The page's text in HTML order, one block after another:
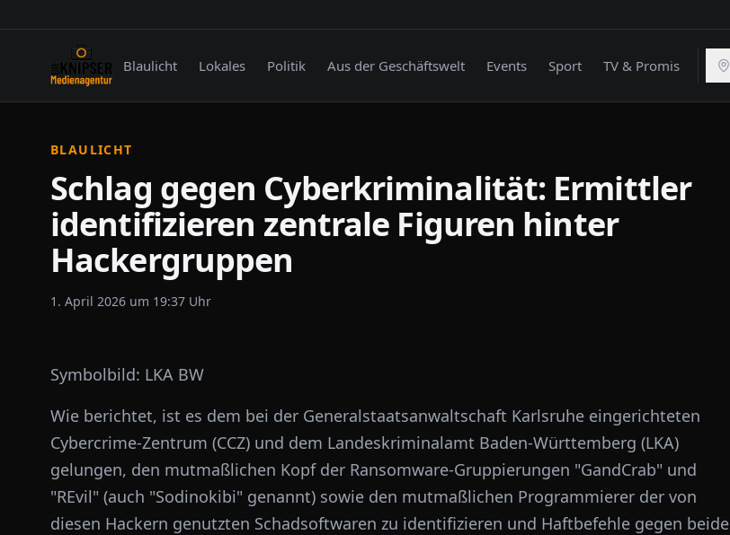
Blaulicht Lokales Politik Aus der Geschäftswelt Events Sport TV & Promis
BLAULICHT
Schlag gegen Cyberkriminalität: Ermittler
identifizieren zentrale Figuren hinter
Hackergruppen
1. April 2026 um 19:37 Uhr
Symbolbild: LKA BW
Wie berichtet, ist es dem bei der Generalstaatsanwaltschaft Karlsruhe eingerichteten
Cybercrime-Zentrum (CCZ) und dem Landeskriminalamt Baden-Württemberg (LKA)
gelungen, den mutmaßlichen Kopf der Ransomware-Gruppierungen "GandCrab" und
"REvil" (auch "Sodinokibi" genannt) sowie den mutmaßlichen Programmierer der von
diesen Hackern genutzten Schadsoftwaren zu identifizieren und Haftbefehle gegen beide